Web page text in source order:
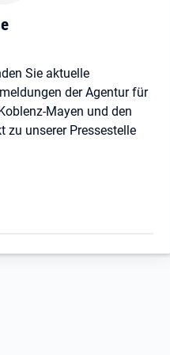
Sie aktuelle
der Agentur für
Mayen und den
zu unserer Pressestelle